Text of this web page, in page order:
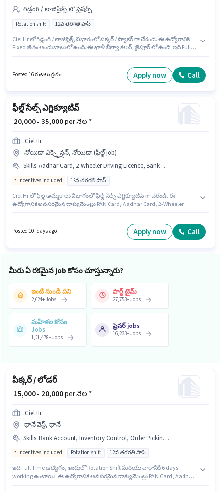
గిడ్డంగి / లాజిస్టిక్స్ లో ఫ్రెషర్స్
Rotation shift 12వ తరగతి పాస్
Ciel Hr లో గిడ్డంగి / లాజిస్టిక్స్ విభాగంలో పిక్కర్ / ప్యాకర్ గా చేరండి. ఈ ఉద్యోగానికి
Fixed జీతం అందుబాటులో ఉంది. ఈ ఖాళీ బీల్వా కలన్, జైపూర్ లో ఉంది. ఇది Full
కనీసం 12వ తరగతి పాస్ డిగ్రీ లేదా సర్టిఫికెట్ కలిగి ఉండాలి.
Posted 16 గంటలు క్రితం Apply now Call
ఫీల్డ్ సేల్స్ ఎగ్జిక్యూటివ్
₹ 20,000 - 35,000per నెల *
Ciel Hr
నోయిడా ఎక్స్టెన్షన్, నోయిడా (ఫీల్డ్ job)
Skills: Aadhar Card, 2-Wheeler Driving Licence, Bank Account, Bike, PAN Card
Incentives included 12వ తరగతి పాస్
Ciel Hr లో ఫీల్డ్ అమ్మకాలు విభాగంలో ఫీల్డ్ సేల్స్ ఎగ్జిక్యూటివ్ గా చేరండి. ఈ
ఉద్యోగానికి అవసరమైన డాక్యుమెంట్లు PAN Card, Aadhar Card, 2-Wheeler
ఉద్యోగానికి దరఖాస్తు చేయాలనుకునే అభ్యర్థి వద్ద Bike ఉండాలి. ఈ ఉద్యోగం నోయిడా
ఎక్స్టెన్షన్, నోయిడా లో ఉంది. ఈ ఉద్యోగానికి Fixed + Incentives జీతం
Posted 10+ days ago Apply now Call
మీరు ఏ రకమైన job కోసం చూస్తున్నారు?
ఇంటి నుండి పని
2,624+Jobs
పార్ట్ టైమ్
27,753+Jobs
మహిళల కోసం
Jobs
1,21,478+Jobs
ఫ్రెషర్ jobs
16,233+Jobs
పిక్కర్ / లోడర్
₹ 15,000 - 20,000per నెల *
Ciel Hr
థానే వెస్ట్, థానే
Skills: Bank Account, Inventory Control, Order Picking, Aadhar Card, Order Processing, PAN Card
Incentives included Rotation shift 12వ తరగతి పాస్
ఇది Full Time ఉద్యోగం, ఇందులో Rotation Shift మరియు వారానికి 6 days
working ఉంటాయి. ఈ ఉద్యోగానికి అవసరమైన డాక్యుమెంట్లు PAN Card, Aadhar